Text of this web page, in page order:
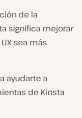
de la
significa mejorar
sea más
ayudarte a
de Kinsta